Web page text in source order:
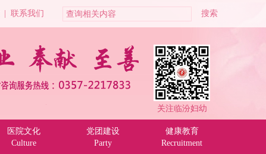
联系我们
关注临汾妇幼
医院文化
Culture
党团建设
Party
健康教育
Recruitment